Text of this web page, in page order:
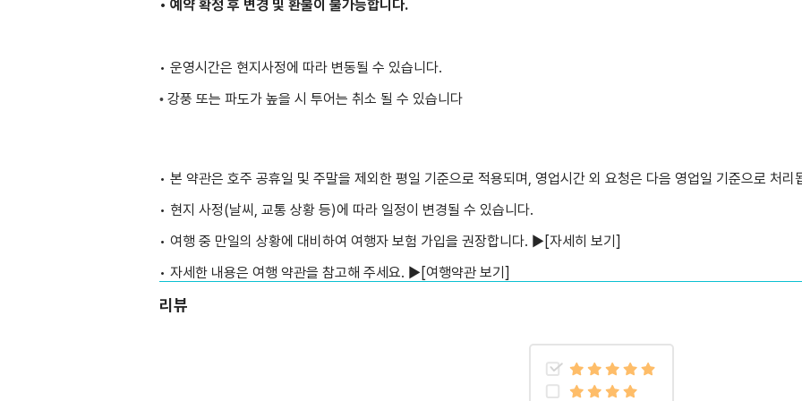
• 예약 확정 후 변경 및 환불이 불가능합니다.
• 운영시간은 현지사정에 따라 변동될 수 있습니다.
• 강풍 또는 파도가 높을 시 투어는 취소 될 수 있습니다
• 본 약관은 호주 공휴일 및 주말을 제외한 평일 기준으로 적용되며, 영업시간 외 요청은 다음 영업일 기준으로 처리
• 현지 사정(날씨, 교통 상황 등)에 따라 일정이 변경될 수 있습니다.
• 여행 중 만일의 상황에 대비하여 여행자 보험 가입을 권장합니다. ▶ [자세히 보기]
• 자세한 내용은 여행 약관을 참고해 주세요. ▶ [여행약관 보기]
리뷰